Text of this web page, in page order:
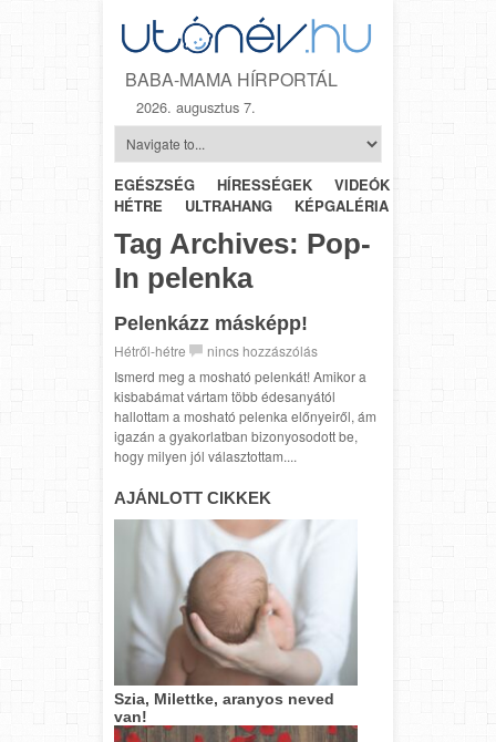
BABA-MAMA HÍRPORTÁL
2026. augusztus 7.
EGÉSZSÉG HÍRESSÉGEK VIDEÓK
HÉTRŐL-
HÉTRE
ULTRAHANG KÉPGALÉRIA
Tag Archives: Pop-
In pelenka
Pelenkázz másképp!
Hétről-hétre
nincs hozzászólás
Ismerd meg a mosható pelenkát! Amikor a
kisbabámat vártam több édesanyától
hallottam a mosható pelenka előnyeiről, ám
igazán a gyakorlatban bizonyosodott be,
hogy milyen jól választottam....
AJÁNLOTT CIKKEK
Szia, Milettke, aranyos neved
van!